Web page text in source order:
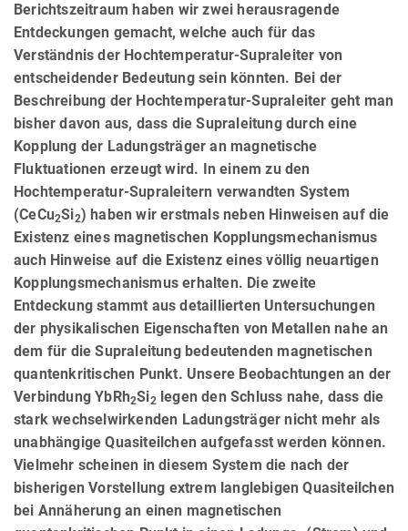
Berichtszeitraum haben wir zwei herausragende
Entdeckungen gemacht, welche auch für das
Verständnis der Hochtemperatur-Supraleiter von
entscheidender Bedeutung sein könnten. Bei der
Beschreibung der Hochtemperatur-Supraleiter geht man
bisher davon aus, dass die Supraleitung durch eine
Kopplung der Ladungsträger an magnetische
Fluktuationen erzeugt wird. In einem zu den
Hochtemperatur-Supraleitern verwandten System
(CeCu2Si2) haben wir erstmals neben Hinweisen auf die
Existenz eines magnetischen Kopplungsmechanismus
auch Hinweise auf die Existenz eines völlig neuartigen
Kopplungsmechanismus erhalten. Die zweite
Entdeckung stammt aus detaillierten Untersuchungen
der physikalischen Eigenschaften von Metallen nahe an
dem für die Supraleitung bedeutenden magnetischen
quantenkritischen Punkt. Unsere Beobachtungen an der
Verbindung YbRh2Si2 legen den Schluss nahe, dass die
stark wechselwirkenden Ladungsträger nicht mehr als
unabhängige Quasiteilchen aufgefasst werden können.
Vielmehr scheinen in diesem System die nach der
bisherigen Vorstellung extrem langlebigen Quasiteilchen
bei Annäherung an einen magnetischen